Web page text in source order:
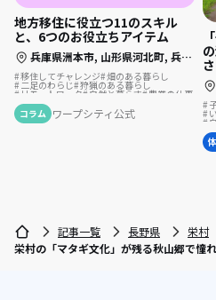
地方移住に役立つ11のスキル
と、6つのお役立ちアイテム
兵庫県洲本市, 山形県河北町, 兵庫県丹波篠山市,
移住してチャレンジ 畑のある暮らし
二足のわらじ 狩猟のある暮らし
リモートワーク 自然と暮らす 農業の仕事
地方移住
コラム ワープシティ公式
さ
記事一覧 長野県
栄村
栄村の「マタギ文化」が残る秋山郷で憧